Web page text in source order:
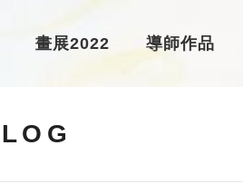
畫展2022 導師作品